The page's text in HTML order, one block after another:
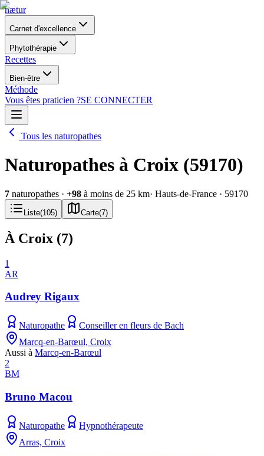
nætur
Carnet d'excellence
Phytothérapie
Recettes
Bien-être
Méthode
Vous êtes praticien ?SE CONNECTER
Tous les naturopathes
Naturopathes à Croix (59170)
7 naturopathes · +98 à moins de 25 km· Hauts-de-France · 59170
Liste(105) Carte(7)
À Croix (7)
1
AR
Audrey Rigaux
Naturopathe
Conseiller en fleurs de Bach
Marcq-en-Barœul, Croix
Aussi à Marcq-en-Barœul
2
BM
Bruno Macou
Naturopathe
Hypnothérapeute
Arras, Croix